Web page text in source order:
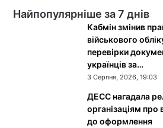
Найпопулярніше за 7 днів
Кабмін змінив
військового
перевірки
українців за…
3 Серпня, 2026, 19:03
ДЕСС нагадала
організаціям про
до оформлення